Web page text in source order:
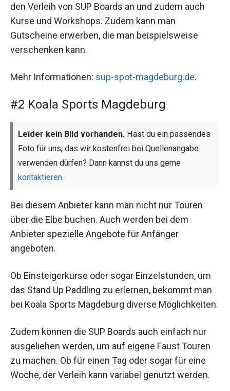
den Verleih von SUP Boards an und zudem auch
Kurse und Workshops. Zudem kann man
Gutscheine erwerben, die man beispielsweise
verschenken kann.
Mehr Informationen: sup-spot-magdeburg.de.
#2 Koala Sports Magdeburg
Leider kein Bild vorhanden. Hast du ein passendes
Foto für uns, das wir kostenfrei bei Quellenangabe
verwenden dürfen? Dann kannst du uns gerne
kontaktieren.
Bei diesem Anbieter kann man nicht nur Touren
über die Elbe buchen. Auch werden bei dem
Anbieter spezielle Angebote für Anfänger
angeboten.
Ob Einsteigerkurse oder sogar Einzelstunden, um
das Stand Up Paddling zu erlernen, bekommt man
bei Koala Sports Magdeburg diverse Möglichkeiten.
Zudem können die SUP Boards auch einfach nur
ausgeliehen werden, um auf eigene Faust Touren
zu machen. Ob für einen Tag oder sogar für eine
Woche, der Verleih kann variabel genutzt werden.